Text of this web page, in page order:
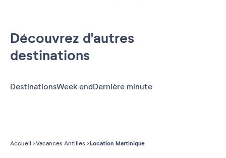
Découvrez d'autres
destinations
DestinationsWeek endDernière minute
Accueil Vacances Antilles Location Martinique